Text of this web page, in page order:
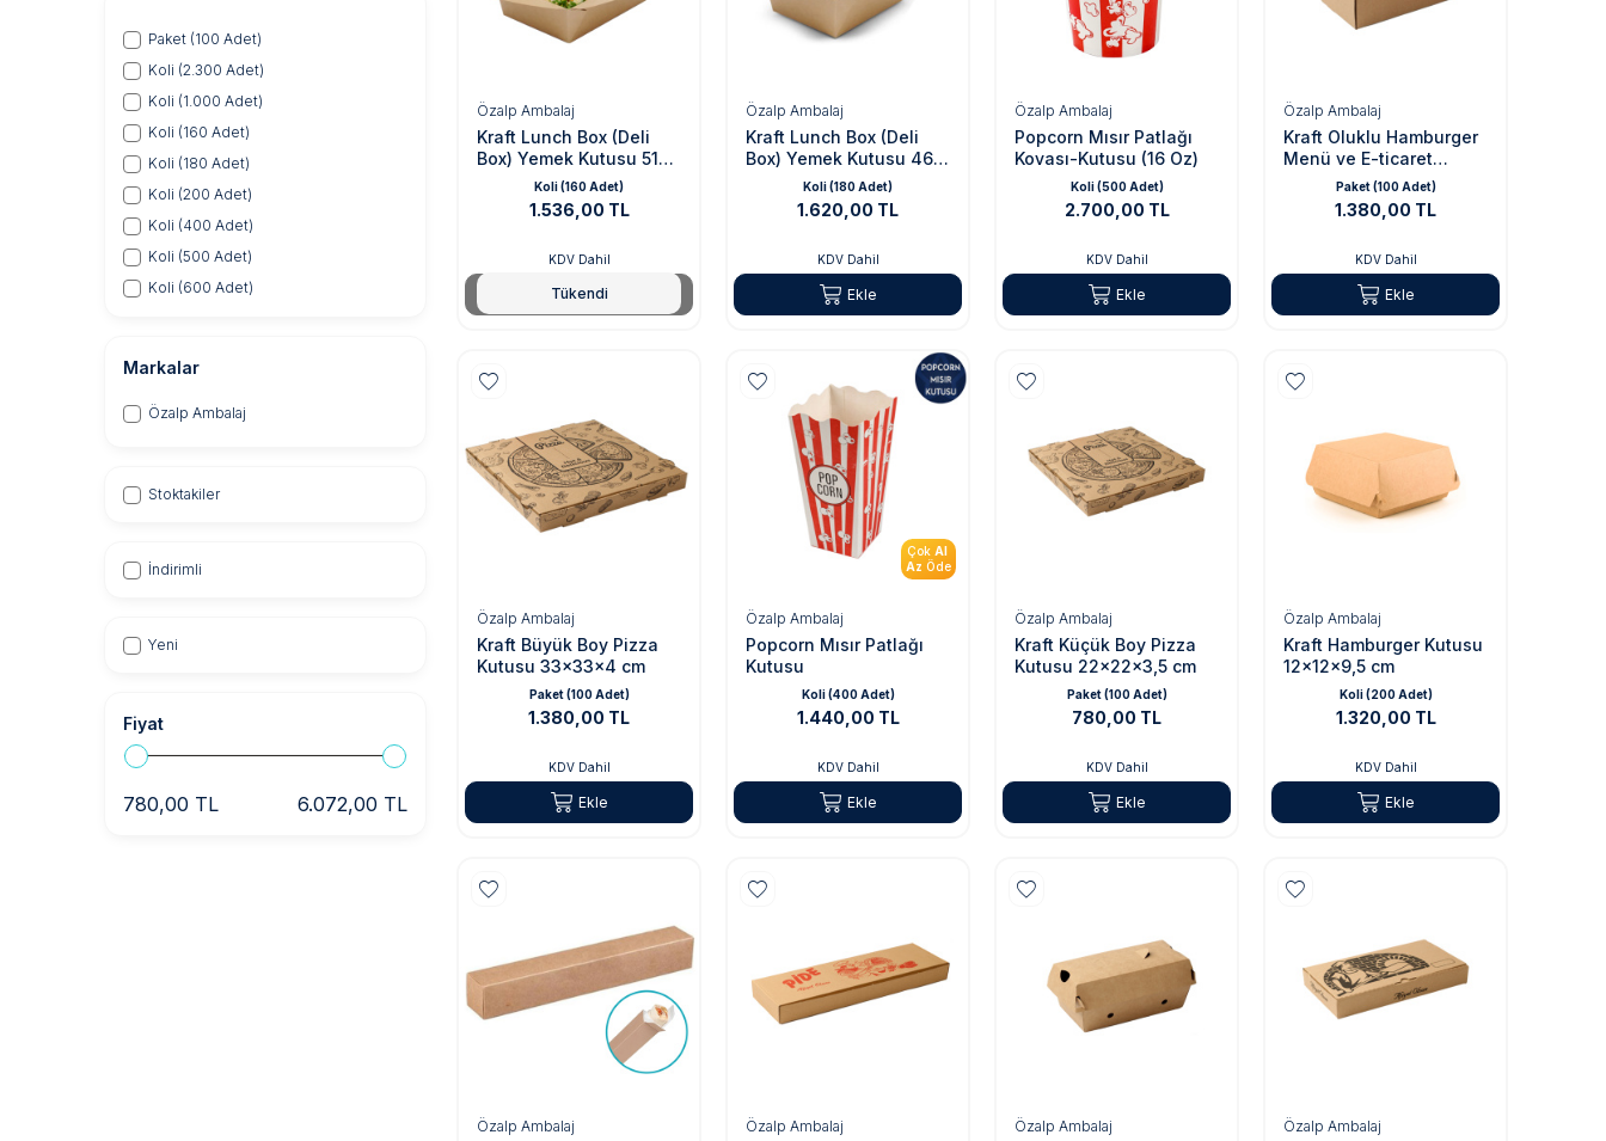
Paket (100 Adet)
Koli (2.300 Adet)
Koli (1.000 Adet)
Koli (160 Adet)
Koli (180 Adet)
Koli (200 Adet)
Koli (400 Adet)
Koli (500 Adet)
Koli (600 Adet)
Markalar
Özalp Ambalaj
Stoktakiler
İndirimli
Yeni
Fiyat
780,00 TL 6.072,00 TL
Özalp Ambalaj
Kraft Lunch Box (Deli
Box) Yemek Kutusu 51
Tükendi
Koli (160 Adet)
1.536,00 TL
KDV Dahil
Tükendi
Özalp Ambalaj
Kraft Lunch Box (Deli
Box) Yemek Kutusu 46
Koli (180 Adet)
1.620,00 TL
KDV Dahil
Ekle
Özalp Ambalaj
Popcorn Mısır Patlağı
Kovası-Kutusu (16 Oz)
Koli (500 Adet)
2.700,00 TL
KDV Dahil
Ekle
Özalp Ambalaj
Kraft Oluklu Hamburger
Menü ve E-ticaret
KutusuPaket (100 Adet)
1.380,00 TL
KDV Dahil
Ekle
Özalp Ambalaj
Kraft Büyük Boy Pizza
Kutusu 33x33x4 cm
Paket (100 Adet)
1.380,00 TL
KDV Dahil
Ekle
Çok Al
Az Öde
Özalp Ambalaj
Popcorn Mısır Patlağı
Kutusu
Koli (400 Adet)
1.440,00 TL
KDV Dahil
Ekle
Özalp Ambalaj
Kraft Küçük Boy Pizza
Kutusu 22x22x3,5 cm
Paket (100 Adet)
780,00 TL
KDV Dahil
Ekle
Özalp Ambalaj
Kraft Hamburger Kutusu
12x12x9,5 cm
Koli (200 Adet)
1.320,00 TL
KDV Dahil
Ekle
Özalp Ambalaj Özalp Ambalaj Özalp Ambalaj Özalp Ambalaj